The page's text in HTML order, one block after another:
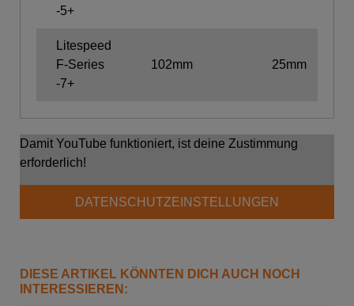
-5+
Litespeed
F-Series
-7+
102mm 25mm
Damit YouTube funktioniert, ist deine Zustimmung
erforderlich!
DATENSCHUTZEINSTELLUNGEN
DIESE ARTIKEL KÖNNTEN DICH AUCH NOCH
INTERESSIEREN: